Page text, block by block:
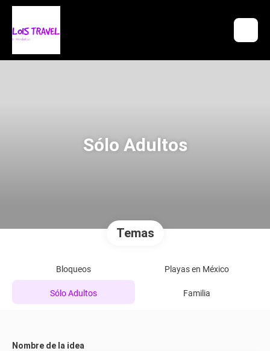
Sólo Adultos
Temas
Bloqueos Playas en México
Sólo Adultos Familia
Nombre de la idea